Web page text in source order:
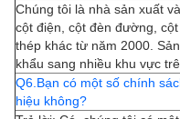
Chúng tôi là nhà sản xuất
cột điện, cột đèn đường,
thép khác từ năm 2000.
khẩu sang nhiều khu vực
Q6.Bạn có một số chính
hiệu không?